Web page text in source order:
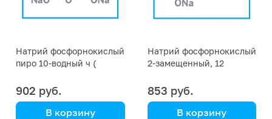
Натрий фосфорнокислый
пиро 10-водный ч (
декагидрат) фасовка 1 кг
902 руб.
В корзину
Натрий фосфорнокислый
2-замещенный, 12
853 руб.
В корзину